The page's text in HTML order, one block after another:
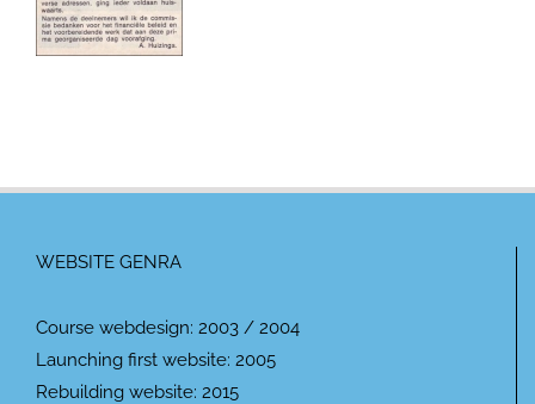
WEBSITE GENRA
Course webdesign: 2003 / 2004
Launching first website: 2005
Rebuilding website: 2015